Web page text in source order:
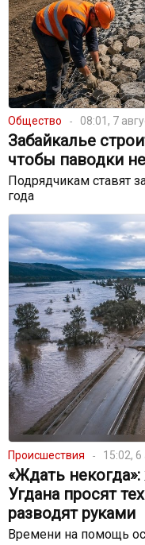
Общество 08:01, 7
Забайкалье
чтобы паводки
Подрядчикам ставят
года
Происшествия 15:02, 6
«Ждать
Угдана просят
разводят руками
Времени на помощь